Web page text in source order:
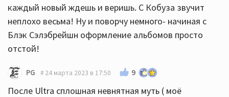
каждый новый ждешь и веришь. С Кобуза звучит
неплохо весьма! Ну и поворчу немного- начиная с
Блэк Сэлэбрейшн оформление альбомов просто
отстой!
PG 24 марта 2023 в 17:50 9
После Ultra сплошная невнятная муть ( моё